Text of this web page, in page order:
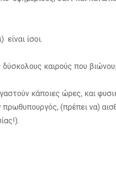
ίσοι.
δύσκολους καιρούς που
κάποιες ώρες, και
(πρέπει να)